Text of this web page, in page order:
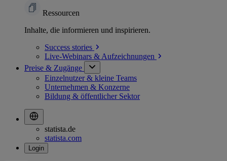
Ressourcen
Inhalte, die informieren und inspirieren.
Success stories
Live-Webinars & Aufzeichnungen
Preise & Zugänge
Einzelnutzer & kleine Teams
Unternehmen & Konzerne
Bildung & öffentlicher Sektor
statista.de
statista.com